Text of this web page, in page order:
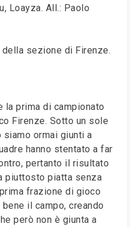
Loayza. All.: Paolo
della sezione di Firenze.
la prima di campionato
Firenze. Sotto un sole
ormai giunti a
hanno stentato a far
pertanto il risultato
piuttosto piatta senza
frazione di gioco
il campo, creando
però non è giunta a